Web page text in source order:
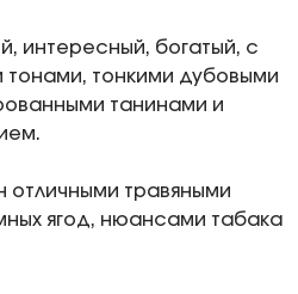
интересный, богатый, с
тонами, тонкими дубовыми
танинами и
отличными травяными
ягод, нюансами табака